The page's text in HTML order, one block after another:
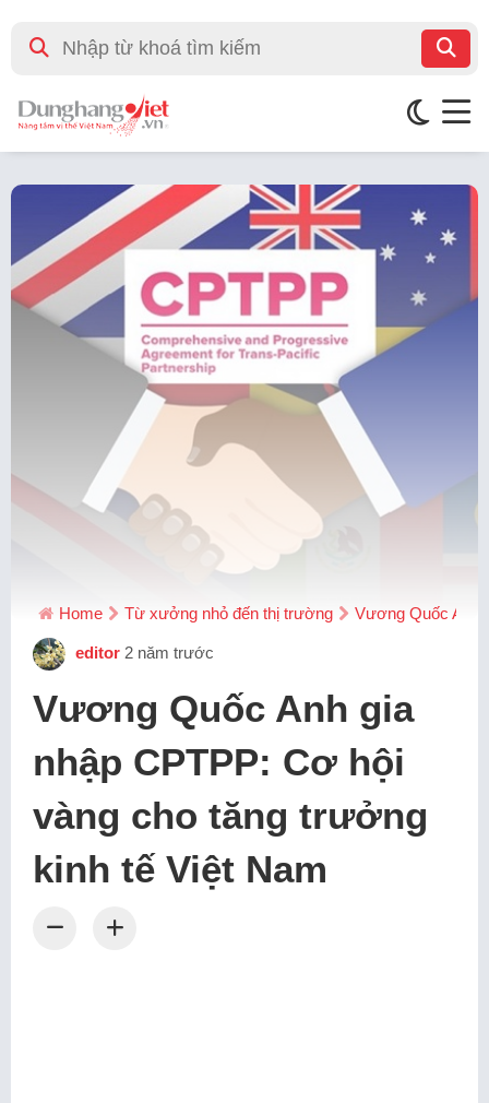
Home Từ xưởng nhỏ đến thị trường Vương Quốc Anh
editor 2 năm trước
Vương Quốc Anh gia
nhập CPTPP: Cơ hội
vàng cho tăng trưởng
kinh tế Việt Nam